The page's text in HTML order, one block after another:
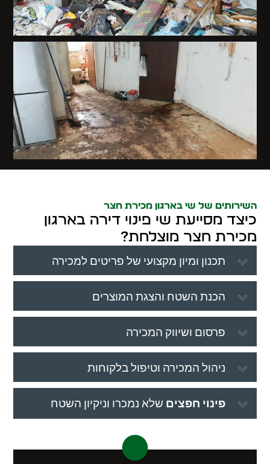
השירותים של שי בארגון מכירת חצר
כיצד מסייעת שי פינוי דירה בארגון
מכירת חצר מוצלחת?
תכנון ומיון מקצועי של פריטים למכירה
הכנת השטח והצגת המוצרים
פרסום ושיווק המכירה
ניהול המכירה וטיפול בלקוחות
פינוי חפצים שלא נמכרו וניקיון השטח